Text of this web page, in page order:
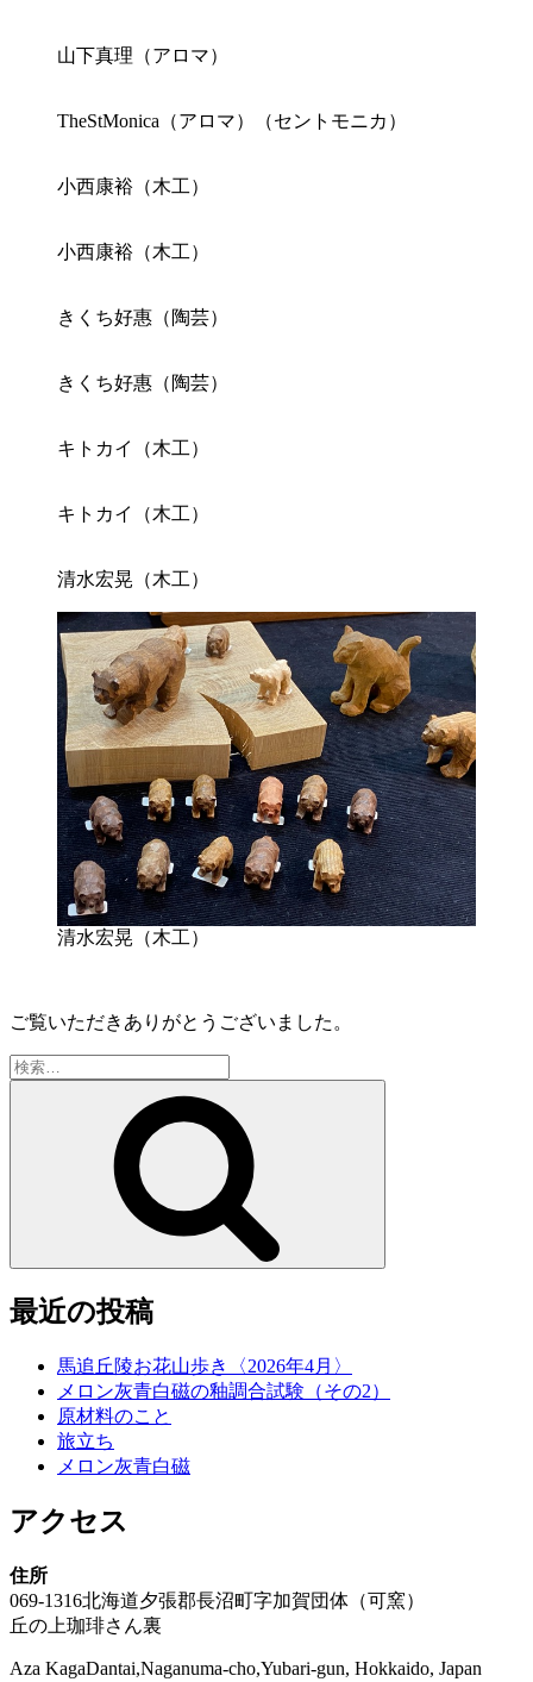
山下真理（アロマ）
TheStMonica（アロマ）（セントモニカ）
小西康裕（木工）
小西康裕（木工）
きくち好惠（陶芸）
きくち好惠（陶芸）
キトカイ（木工）
キトカイ（木工）
清水宏晃（木工）
清水宏晃（木工）
ご覧いただきありがとうございました。
検
索:
最近の投稿
馬追丘陵お花山歩き〈2026年4月〉
メロン灰青白磁の釉調合試験（その2）
原材料のこと
旅立ち
メロン灰青白磁
アクセス
住所
069-1316北海道夕張郡長沼町字加賀団体（可窯）
丘の上珈琲さん裏
Aza KagaDantai,Naganuma-cho,Yubari-gun, Hokkaido, Japan